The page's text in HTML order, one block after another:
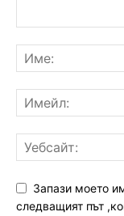
Запази моето
следващият път